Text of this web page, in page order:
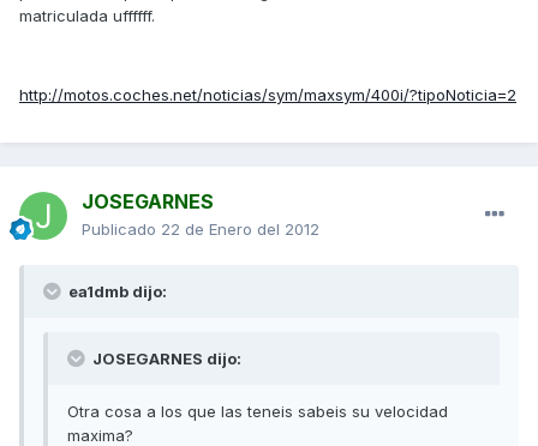
matriculada uffffff.
http://motos.coches.net/noticias/sym/maxsym/400i/?tipoNoticia=2
JOSEGARNES
Publicado 22 de Enero del 2012
ea1dmb dijo:
JOSEGARNES dijo:
Otra cosa a los que las teneis sabeis su velocidad
maxima?